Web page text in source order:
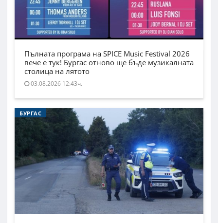
Пълната програма на SPICE Music Festival 2026
вече е тук! Бургас отново ще бъде музикалната
столица на лятото
03.08.2026 12:43ч.
БУРГАС